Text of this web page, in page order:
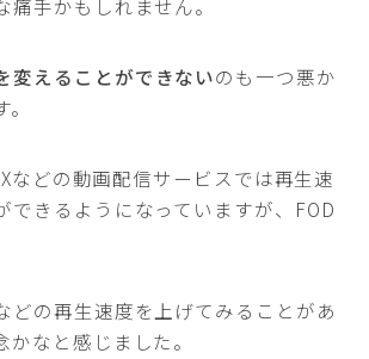
痛手かもしれません。
変えることができないのも一つ悪か
などの動画配信サービスでは再生速
できるようになっていますが、FOD
どの再生速度を上げてみることがあ
かなと感じました。